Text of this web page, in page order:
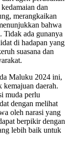
dan
merangkaikan
bahwa
Tidak ada gunanya
di hadapan yang
suasana dan
Maluku 2024 ini,
kemajuan daerah.
muda perlu
dengan melihat
oleh narasi yang
berpikir dengan
lebih baik untuk